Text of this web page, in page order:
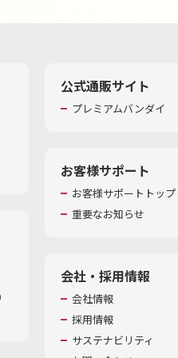
公式通販サイト
プレミアムバンダイ
お客様サポート
お客様サポートトップ
重要なお知らせ
会社・採用情報
会社情報
採用情報
サステナビリティ